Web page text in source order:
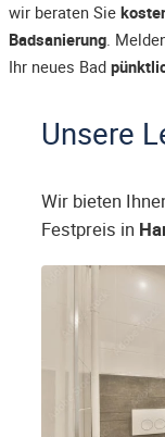
wir beraten Sie
Badsanierung.
Ihr neues Bad
Unsere
Wir bieten
Festpreis in